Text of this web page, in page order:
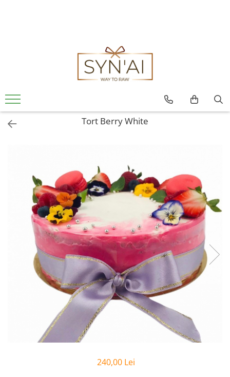
Tort Berry White
240,00 Lei